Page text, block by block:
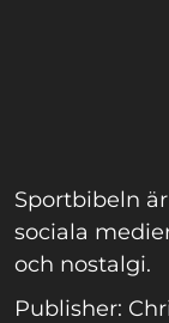
Sportbibeln
sociala
och nostalgi.
Publisher: